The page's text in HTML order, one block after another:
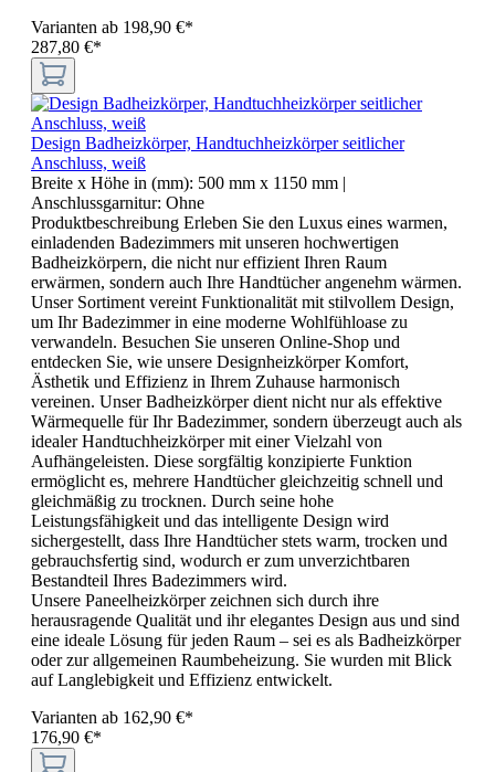
Varianten ab 198,90 €*
287,80 €*
Design Badheizkörper, Handtuchheizkörper seitlicher
Anschluss, weiß
Breite x Höhe in (mm): 500 mm x 1150 mm |
Anschlussgarnitur: Ohne
Produktbeschreibung Erleben Sie den Luxus eines warmen,
einladenden Badezimmers mit unseren hochwertigen
Badheizkörpern, die nicht nur effizient Ihren Raum
erwärmen, sondern auch Ihre Handtücher angenehm wärmen.
Unser Sortiment vereint Funktionalität mit stilvollem Design,
um Ihr Badezimmer in eine moderne Wohlfühloase zu
verwandeln. Besuchen Sie unseren Online-Shop und
entdecken Sie, wie unsere Designheizkörper Komfort,
Ästhetik und Effizienz in Ihrem Zuhause harmonisch
vereinen. Unser Badheizkörper dient nicht nur als effektive
Wärmequelle für Ihr Badezimmer, sondern überzeugt auch als
idealer Handtuchheizkörper mit einer Vielzahl von
Aufhängeleisten. Diese sorgfältig konzipierte Funktion
ermöglicht es, mehrere Handtücher gleichzeitig schnell und
gleichmäßig zu trocknen. Durch seine hohe
Leistungsfähigkeit und das intelligente Design wird
sichergestellt, dass Ihre Handtücher stets warm, trocken und
gebrauchsfertig sind, wodurch er zum unverzichtbaren
Bestandteil Ihres Badezimmers wird.
Unsere Paneelheizkörper zeichnen sich durch ihre
herausragende Qualität und ihr elegantes Design aus und sind
eine ideale Lösung für jeden Raum – sei es als Badheizkörper
oder zur allgemeinen Raumbeheizung. Sie wurden mit Blick
auf Langlebigkeit und Effizienz entwickelt.
Varianten ab 162,90 €*
176,90 €*